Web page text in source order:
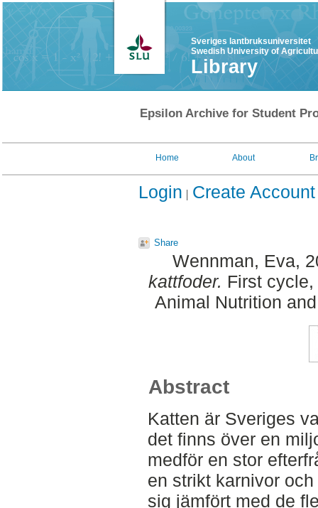
Sveriges lantbruksuniversitet
Swedish University of
Library
Epsilon Archive for Student
Home About
Login Create Account
Share
Wennman, Eva,
kattfoder. First
Animal Nutrition
Abstract
Katten är Sveriges
det finns över en
medför en stor
en strikt karnivor
sig jämfört med de